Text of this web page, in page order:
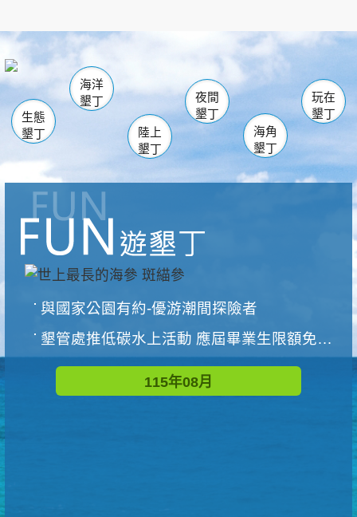
南仁湖
海生館
恆春 佳樂水
龍鑾潭自然中心 森林遊樂區
瓊麻館
關山 墾管處遊客中心
社頂公園 風吹沙
船帆石
白砂 龍磐公園
香蕉灣
砂島
鵝鑾鼻
生態
墾丁
海洋
墾丁
陸上
墾丁
夜間
墾丁
海角
墾丁
玩在
墾丁
與國家公園有約-優游潮間探險者
墾管處推低碳水上活動 應屆畢業生限額免費參加
115年08月